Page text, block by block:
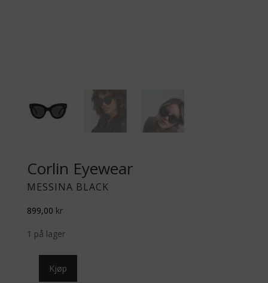
Corlin Eyewear
MESSINA BLACK
899,00 kr
1 på lager
Kjøp